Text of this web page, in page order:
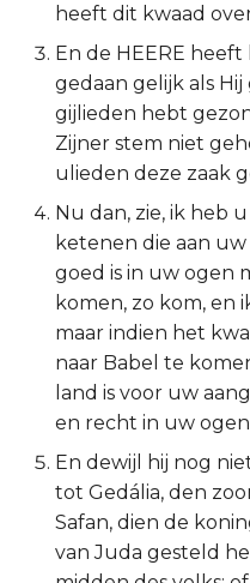
2 Korinthe
Galaten
Éfeze
Filipenzen
Kolossenzen
1 Thessalonicenzen
2 Thessalonicenzen
2 Timótheüs
Titus
heeft dit kwaad
En de HEERE
gedaan gelijk als
gijlieden hebt
Zijner stem niet
ulieden deze zaak
Nu dan, zie, ik heb
ketenen die aan
goed is in uw ogen
komen, zo kom, en
maar indien het
naar Babel te
land is voor uw
en recht in uw ogen
En dewijl hij nog
tot Gedália, den
Safan, dien de
van Juda gesteld